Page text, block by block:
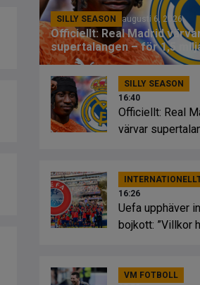
SILLY SEASON augusti 6, 2026
Officiellt: Real Madrid
supertalangen – för 1,5
SILLY SEASON
16:40
Officiellt: Real
värvar
16:26
Uefa upphäver
bojkott: ”Villkor
VM FOTBOLL